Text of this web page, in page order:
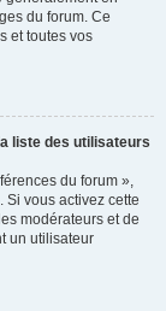
du forum. Ce
et toutes vos
liste des utilisateurs
du forum »,
Si vous activez cette
modérateurs et de
un utilisateur